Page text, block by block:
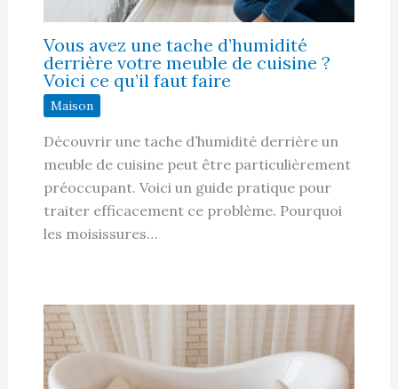
Vous avez une tache d’humidité
derrière votre meuble de cuisine ?
Voici ce qu’il faut faire
Maison
Découvrir une tache d’humidité derrière un
meuble de cuisine peut être particulièrement
préoccupant. Voici un guide pratique pour
traiter efficacement ce problème. Pourquoi
les moisissures…